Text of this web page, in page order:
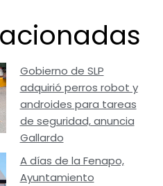
Gobierno de SLP
adquirió perros robot y
androides para tareas
de seguridad, anuncia
Gallardo
A días de la Fenapo,
Ayuntamiento